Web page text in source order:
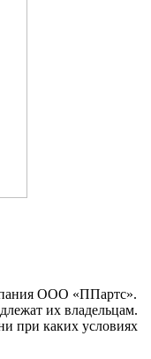
ООО «ППартс».
их владельцам.
при каких условиях